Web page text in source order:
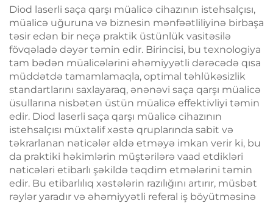
itirmə kosmetik maşın
və Gərginləşdirilməsi,
Üzün Radiofrekvanslı
Emalı, Çəki Itirmə və
Bədənin İncələnməsi
Diod laserli saça qarşı müalicə cihazının istehsalçısı,
müalicə uğuruna və biznesin mənfəətliliyinə birbaşa
təsir edən bir neçə praktik üstünlük vasitəsilə
fövqəladə dəyər təmin edir. Birincisi, bu texnologiya
tam bədən müalicələrini əhəmiyyətli dərəcədə qısa
müddətdə tamamlamaqla, optimal təhlükəsizlik
standartlarını saxlayaraq, ənənəvi saça qarşı müalicə
üsullarına nisbətən üstün müalicə effektivliyi təmin
edir. Diod laserli saça qarşı müalicə cihazının
istehsalçısı müxtəlif xəstə qruplarında sabit və
təkrarlanan nəticələr əldə etməyə imkan verir ki, bu
da praktiki həkimlərin müştərilərə vaad etdikləri
nəticələri etibarlı şəkildə təqdim etmələrini təmin
edir. Bu etibarlılıq xəstələrin razılığını artırır, müsbət
rəylər yaradır və əhəmiyyətli referal iş böyütməsinə